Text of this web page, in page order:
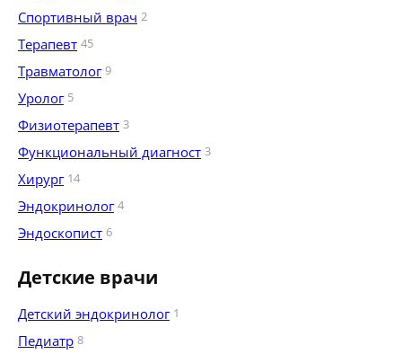
Спортивный врач 2
Терапевт 45
Травматолог 9
Уролог 5
Физиотерапевт 3
Функциональный диагност 3
Хирург 14
Эндокринолог 4
Эндоскопист 6
Детские врачи
Детский эндокринолог 1
Педиатр 8